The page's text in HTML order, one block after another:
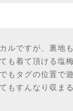
ルですが、裏地
も着て頂ける塩梅
もタグの位置で
もすんなり収まる